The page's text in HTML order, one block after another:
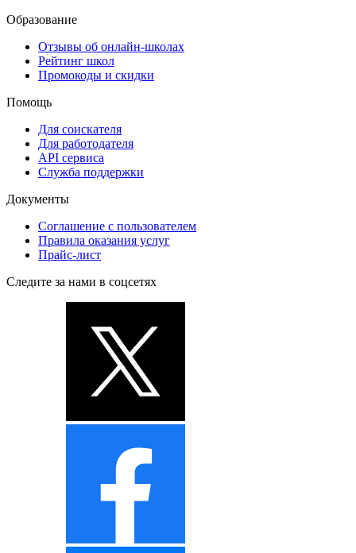
Образование
Отзывы об онлайн-школах
Рейтинг школ
Промокоды и скидки
Помощь
Для соискателя
Для работодателя
API сервиса
Служба поддержки
Документы
Соглашение с пользователем
Правила оказания услуг
Прайс-лист
Следите за нами в соцсетях